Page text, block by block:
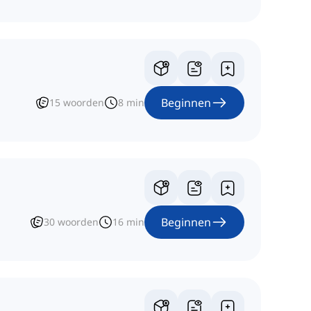
15 woorden 8 min Beginnen
30 woorden 16 min Beginnen